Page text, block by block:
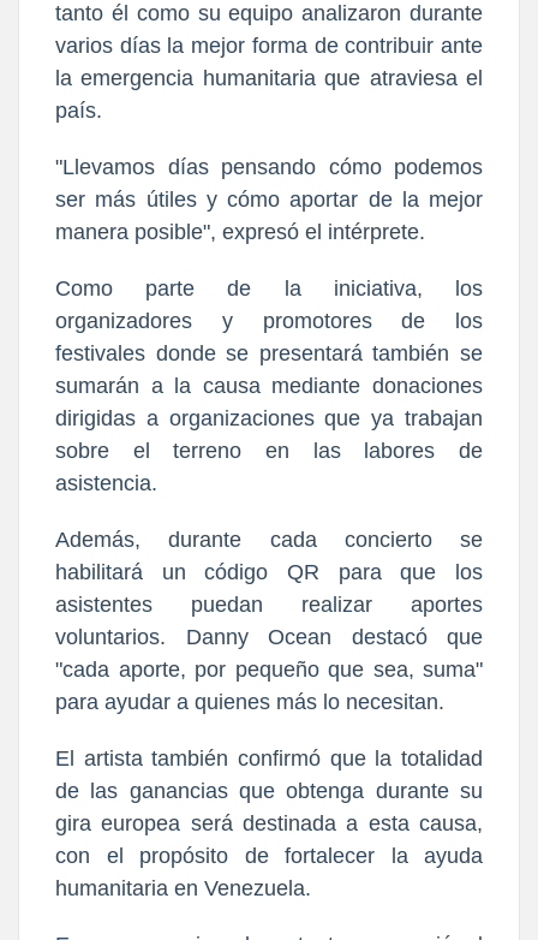
tanto él como su equipo analizaron durante
varios días la mejor forma de contribuir ante
la emergencia humanitaria que atraviesa el
país.
"Llevamos días pensando cómo podemos
ser más útiles y cómo aportar de la mejor
manera posible", expresó el intérprete.
Como parte de la iniciativa, los
organizadores y promotores de los
festivales donde se presentará también se
sumarán a la causa mediante donaciones
dirigidas a organizaciones que ya trabajan
sobre el terreno en las labores de
asistencia.
Además, durante cada concierto se
habilitará un código QR para que los
asistentes puedan realizar aportes
voluntarios. Danny Ocean destacó que
"cada aporte, por pequeño que sea, suma"
para ayudar a quienes más lo necesitan.
El artista también confirmó que la totalidad
de las ganancias que obtenga durante su
gira europea será destinada a esta causa,
con el propósito de fortalecer la ayuda
humanitaria en Venezuela.